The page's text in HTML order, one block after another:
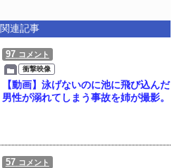
関連記事
97 コメント
衝撃映像
【動画】泳げないのに池に飛び込んだ
男性が溺れてしまう事故を姉が撮影。
57 コメント